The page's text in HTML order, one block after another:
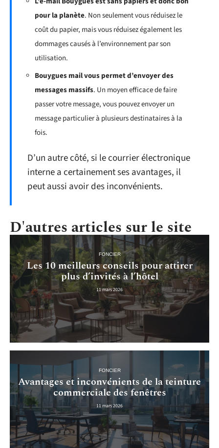
pour la planète. Non seulement vous réduisez le
coût du papier, mais vous réduisez également les
dommages causés à l’environnement par son
utilisation.
Bouygues mail vous permet d’envoyer des
messages massifs. Un moyen efficace de faire
passer votre message, vous pouvez envoyer un
message particulier à plusieurs destinataires à la
fois.
D’un autre côté, si le courrier électronique
interne a certainement ses avantages, il
peut aussi avoir des inconvénients.
D'autres articles sur le site
FONCIER
Les 10 meilleurs conseils pour attirer
plus d’invités à l’hôtel
11 mars 2026
FONCIER
Avantages et inconvénients de la teinture
commerciale des fenêtres
11 mars 2026